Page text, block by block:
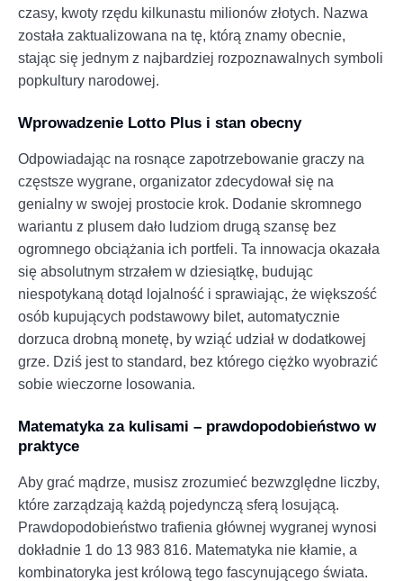
czasy, kwoty rzędu kilkunastu milionów złotych. Nazwa
została zaktualizowana na tę, którą znamy obecnie,
stając się jednym z najbardziej rozpoznawalnych symboli
popkultury narodowej.
Wprowadzenie Lotto Plus i stan obecny
Odpowiadając na rosnące zapotrzebowanie graczy na
częstsze wygrane, organizator zdecydował się na
genialny w swojej prostocie krok. Dodanie skromnego
wariantu z plusem dało ludziom drugą szansę bez
ogromnego obciążania ich portfeli. Ta innowacja okazała
się absolutnym strzałem w dziesiątkę, budując
niespotykaną dotąd lojalność i sprawiając, że większość
osób kupujących podstawowy bilet, automatycznie
dorzuca drobną monetę, by wziąć udział w dodatkowej
grze. Dziś jest to standard, bez którego ciężko wyobrazić
sobie wieczorne losowania.
Matematyka za kulisami – prawdopodobieństwo w
praktyce
Aby grać mądrze, musisz zrozumieć bezwzględne liczby,
które zarządzają każdą pojedynczą sferą losującą.
Prawdopodobieństwo trafienia głównej wygranej wynosi
dokładnie 1 do 13 983 816. Matematyka nie kłamie, a
kombinatoryka jest królową tego fascynującego świata.